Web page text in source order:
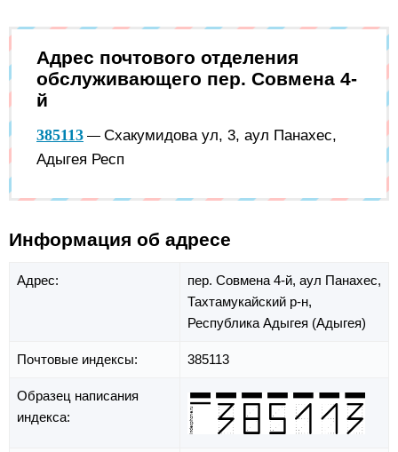
Адрес почтового отделения
обслуживающего пер. Совмена 4-
й
385113 — Схакумидова ул, 3, аул Панахес,
Адыгея Респ
Информация об адресе
Адрес: пер. Совмена 4-й, аул Панахес,
Тахтамукайский р-н,
Республика Адыгея (Адыгея)
Почтовые индексы: 385113
Образец написания
индекса: